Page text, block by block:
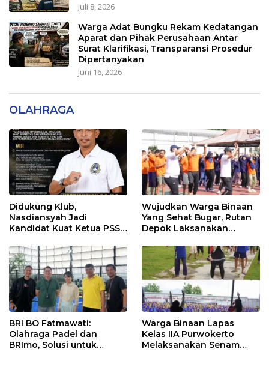
Juli 8, 2026
Warga Adat Bungku Rekam Kedatangan
Aparat dan Pihak Perusahaan Antar
Surat Klarifikasi, Transparansi Prosedur
Dipertanyakan
Juni 16, 2026
OLAHRAGA
Didukung Klub,
Nasdiansyah Jadi
Kandidat Kuat Ketua PSSI
Wujudkan Warga Binaan
Yang Sehat Bugar, Rutan
Depok Laksanakan
BRI BO Fatmawati:
Olahraga Padel dan
BRImo, Solusi untuk
Warga Binaan Lapas
Kelas IIA Purwokerto
Melaksanakan Senam